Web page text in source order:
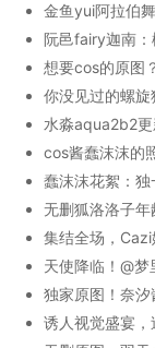
金鱼yui阿拉伯
阮邑fairy迦南：
想要cos的原图
你没见过的螺
水淼aqua2b2
cos酱蠢沫沫的
蠢沫沫花絮：独
无删狐洛洛子
集结全场，
天使降临！@
独家原图！奈
诱人视觉盛宴